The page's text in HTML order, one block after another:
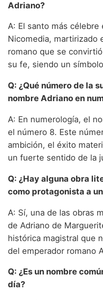
Adriano?
A: El santo más célebre
Nicomedia, martirizado
romano que se
su fe, siendo un
Q: ¿Qué número de la
nombre Adriano en
A: En numerología, el
el número 8. Este
ambición, el éxito
un fuerte sentido de la
Q: ¿Hay alguna obra
como protagonista a
A: Sí, una de las obras
de Adriano de
histórica magistral que
del emperador romano
Q: ¿Es un nombre
día?